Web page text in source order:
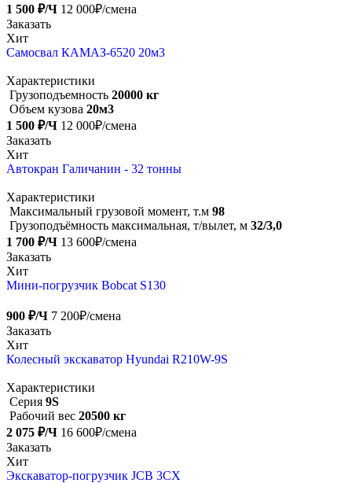
1 500 ₽/Ч 12 000₽/смена
Заказать
Хит
Самосвал КАМАЗ-6520 20м3
Характеристики
Грузоподъемность 20000 кг
Объем кузова 20м3
1 500 ₽/Ч 12 000₽/смена
Заказать
Хит
Автокран Галичанин - 32 тонны
Характеристики
Максимальный грузовой момент, т.м 98
Грузоподъёмность максимальная, т/вылет, м 32/3,0
1 700 ₽/Ч 13 600₽/смена
Заказать
Хит
Мини-погрузчик Bobcat S130
900 ₽/Ч 7 200₽/смена
Заказать
Хит
Колесный экскаватор Hyundai R210W-9S
Характеристики
Серия 9S
Рабочий вес 20500 кг
2 075 ₽/Ч 16 600₽/смена
Заказать
Хит
Экскаватор-погрузчик JCB 3CX